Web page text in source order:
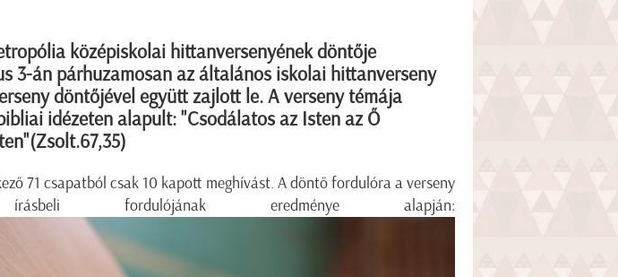
középiskolai hittanversenyének döntője
3-án párhuzamosan az általános iskolai hittanverseny
döntőjével együtt zajlott le. A verseny témája
idézeten alapult: "Csodálatos az Isten az Ő
71 csapatból csak 10 kapott meghívást. A döntő fordulóra a verseny
fordulójának eredménye alapján: